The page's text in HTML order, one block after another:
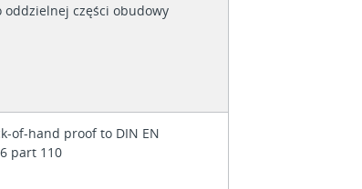
oddzielnej części obudowy
of-hand proof to DIN EN
part 110